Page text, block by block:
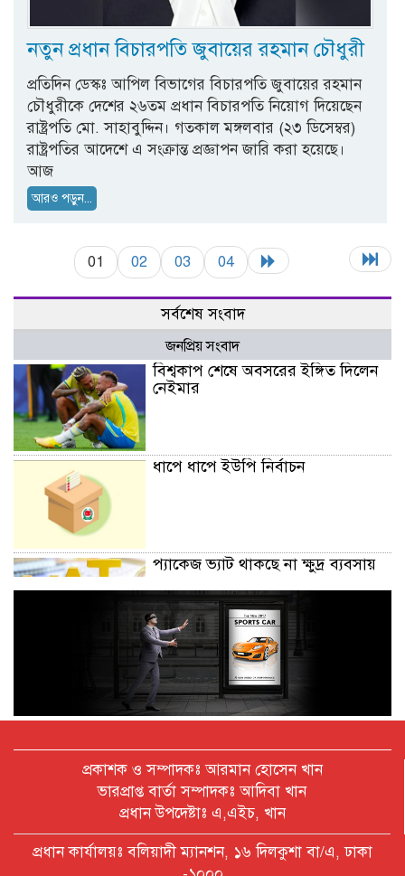
নতুন প্রধান বিচারপতি জুবায়ের রহমান চৌধুরী
প্রতিদিন ডেস্কঃ আপিল বিভাগের বিচারপতি জুবায়ের রহমান
চৌধুরীকে দেশের ২৬তম প্রধান বিচারপতি নিয়োগ দিয়েছেন
রাষ্ট্রপতি মো. সাহাবুদ্দিন। গতকাল মঙ্গলবার (২৩ ডিসেম্বর)
রাষ্ট্রপতির আদেশে এ সংক্রান্ত প্রজ্ঞাপন জারি করা হয়েছে।
আজ
আরও পড়ুন...
01 02 03 04
সর্বশেষ সংবাদ
জনপ্রিয় সংবাদ
বিশ্বকাপ শেষে অবসরের ইঙ্গিত দিলেন
নেইমার
ধাপে ধাপে ইউপি নির্বাচন
প্যাকেজ ভ্যাট থাকছে না ক্ষুদ্র ব্যবসায়
অক্টোবরে স্থানীয় সরকার নির্বাচন
আয়োজনের লক্ষ্যে প্রস্তুতি চলছে : ইসি
বিদেশ সফরে দেশের মানুষের স্বার্থ নিয়ে
কথা বলেছি : প্রধানমন্ত্রী
চীন বাংলাদেশের গুরুত্বপূর্ণ সহযোগি:
শি জিনপিং
প্রকাশক ও সম্পাদকঃ আরমান হোসেন খান
ভারপ্রাপ্ত বার্তা সম্পাদকঃ আদিবা খান
প্রধান উপদেষ্টাঃ এ,এইচ, খান
প্রধান কার্যালয়ঃ বলিয়াদী ম্যানশন, ১৬ দিলকুশা বা/এ, ঢাকা